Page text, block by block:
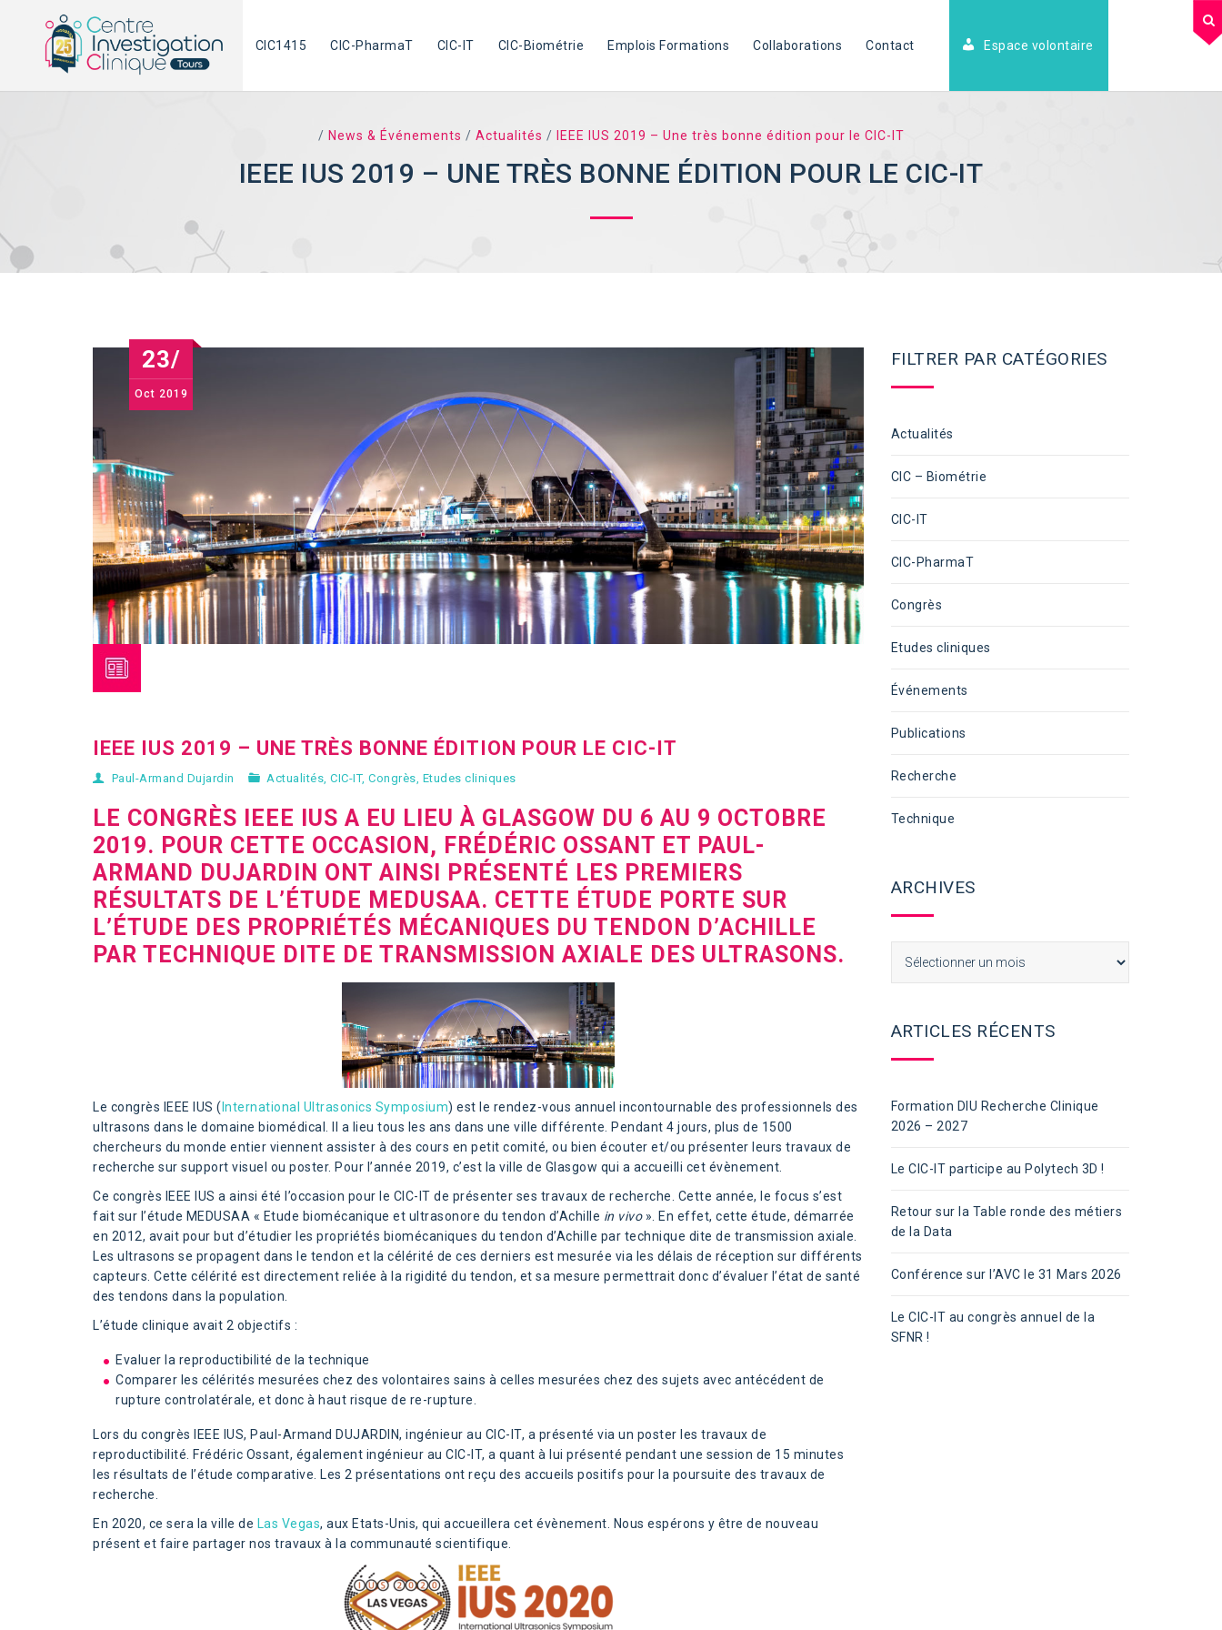
content
CIC1415 CIC-PharmaT CIC-IT CIC-Biométrie Emplois Formations Collaborations Contact Espace volontaire
/ News & Événements / Actualités / IEEE IUS 2019 – Une très bonne édition pour le CIC-IT
IEEE IUS 2019 – UNE TRÈS BONNE ÉDITION POUR LE CIC-IT
23/
Oct 2019
IEEE IUS 2019 – UNE TRÈS BONNE ÉDITION POUR LE CIC-IT
Paul-Armand Dujardin Actualités, CIC-IT, Congrès, Etudes cliniques
LE CONGRÈS IEEE IUS A EU LIEU À GLASGOW DU 6 AU 9 OCTOBRE
2019. POUR CETTE OCCASION, FRÉDÉRIC OSSANT ET PAUL-
ARMAND DUJARDIN ONT AINSI PRÉSENTÉ LES PREMIERS
RÉSULTATS DE L’ÉTUDE MEDUSAA. CETTE ÉTUDE PORTE SUR
L’ÉTUDE DES PROPRIÉTÉS MÉCANIQUES DU TENDON D’ACHILLE
PAR TECHNIQUE DITE DE TRANSMISSION AXIALE DES ULTRASONS.
Le congrès IEEE IUS ( International Ultrasonics Symposium) est le rendez-vous annuel incontournable des professionnels des
ultrasons dans le domaine biomédical. Il a lieu tous les ans dans une ville différente. Pendant 4 jours, plus de 1500
chercheurs du monde entier viennent assister à des cours en petit comité, ou bien écouter et/ou présenter leurs travaux de
recherche sur support visuel ou poster. Pour l’année 2019, c’est la ville de Glasgow qui a accueilli cet évènement.
Ce congrès IEEE IUS a ainsi été l’occasion pour le CIC-IT de présenter ses travaux de recherche. Cette année, le focus s’est
fait sur l’étude MEDUSAA « Etude biomécanique et ultrasonore du tendon d’Achille in vivo». En effet, cette étude, démarrée
en 2012, avait pour but d’étudier les propriétés biomécaniques du tendon d’Achille par technique dite de transmission axiale.
Les ultrasons se propagent dans le tendon et la célérité de ces derniers est mesurée via les délais de réception sur différents
capteurs. Cette célérité est directement reliée à la rigidité du tendon, et sa mesure permettrait donc d’évaluer l’état de santé
des tendons dans la population.
L’étude clinique avait 2 objectifs :
Evaluer la reproductibilité de la technique
Comparer les célérités mesurées chez des volontaires sains à celles mesurées chez des sujets avec antécédent de
rupture controlatérale, et donc à haut risque de re-rupture.
Lors du congrès IEEE IUS, Paul-Armand DUJARDIN, ingénieur au CIC-IT, a présenté via un poster les travaux de
reproductibilité. Frédéric Ossant, également ingénieur au CIC-IT, a quant à lui présenté pendant une session de 15 minutes
les résultats de l’étude comparative. Les 2 présentations ont reçu des accueils positifs pour la poursuite des travaux de
recherche.
En 2020, ce sera la ville de Las Vegas, aux Etats-Unis, qui accueillera cet évènement. Nous espérons y être de nouveau
présent et faire partager nos travaux à la communauté scientifique.
FILTRER PAR CATÉGORIES
Actualités
CIC – Biométrie
CIC-IT
CIC-PharmaT
Congrès
Etudes cliniques
Événements
Publications
Recherche
Technique
ARCHIVES
ARTICLES RÉCENTS
Formation DIU Recherche Clinique
2026 – 2027
Le CIC-IT participe au Polytech 3D !
Retour sur la Table ronde des métiers
de la Data
Conférence sur l’AVC le 31 Mars 2026
Le CIC-IT au congrès annuel de la
SFNR !